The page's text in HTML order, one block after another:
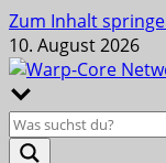
Zum Inhalt
10. August 2026